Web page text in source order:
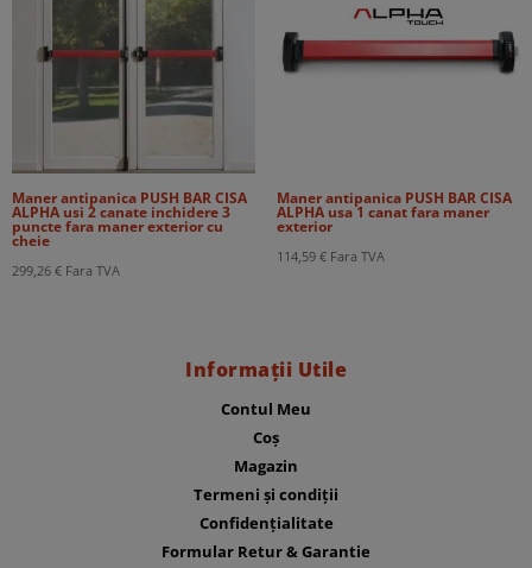
Maner antipanica PUSH BAR CISA
ALPHA usi 2 canate inchidere 3
puncte fara maner exterior cu
cheie
299,26 € Fara TVA
Maner antipanica PUSH BAR CISA
ALPHA usa 1 canat fara maner
exterior
114,59 € Fara TVA
Informații Utile
Contul Meu
Coș
Magazin
Termeni și condiții
Confidențialitate
Formular Retur & Garantie